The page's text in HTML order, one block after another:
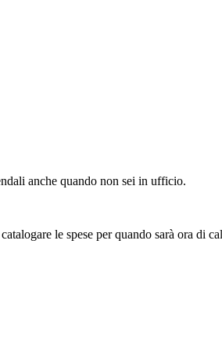
anche quando non sei in ufficio.
le spese per quando sarà ora di